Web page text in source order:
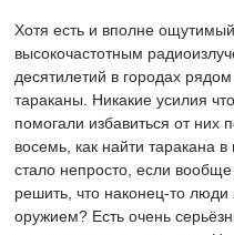
Хотя есть и вполне
высокочастотным
десятилетий в городах
тараканы. Никакие усилия
помогали избавиться от них
восемь, как найти таракана
стало непросто, если
решить, что наконец-то люди
оружием? Есть очень